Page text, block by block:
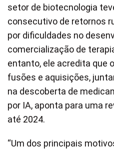
setor de biotecnologia
consecutivo de retornos
por dificuldades no
comercialização de
entanto, ele acredita que
fusões e aquisições,
na descoberta de
por IA, aponta para uma
até 2024.
“Um dos principais